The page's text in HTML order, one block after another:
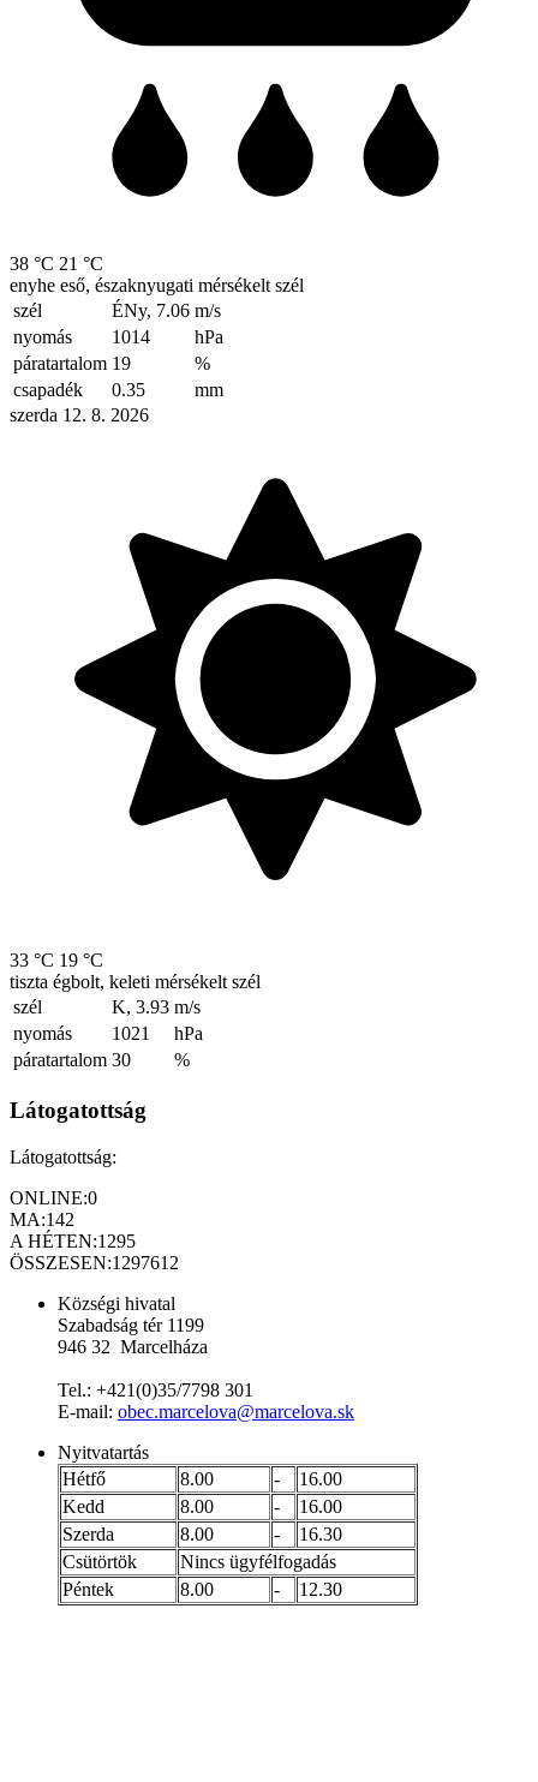
38 °C 21 °C
enyhe eső, északnyugati mérsékelt szél
szél
ÉNy, 7.06 m/s
nyomás
1014
hPa
páratartalom 19
%
csapadék
0.35
mm
szerda 12. 8. 2026
33 °C 19 °C
tiszta égbolt, keleti mérsékelt szél
szél
K, 3.93 m/s
nyomás
1021
hPa
páratartalom 30 %
Látogatottság
Látogatottság:
ONLINE:0
MA:142
A HÉTEN:1295
ÖSSZESEN:1297612
Községi hivatal
Szabadság tér 1199
946 32 Marcelháza
Tel.: +421(0)35/7798 301
E-mail: obec.marcelova@marcelova.sk
Nyitvatartás
Hétfő
8.00 -
16.00
Kedd
8.00 -
16.00
Szerda
8.00 -
16.30
Csütörtök
Nincs ügyfélfogadás
Péntek
8.00 - 12.30